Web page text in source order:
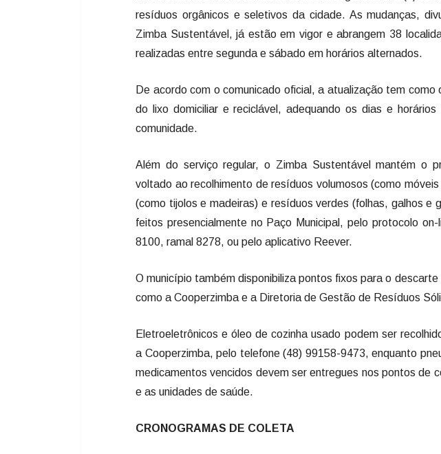
resíduos orgânicos e seletivos da cidade. As mudanças,
Zimba Sustentável, já estão em vigor e abrangem 38
realizadas entre segunda e sábado em horários alternados.
De acordo com o comunicado oficial, a atualização tem
do lixo domiciliar e reciclável, adequando os dias e
comunidade.
Além do serviço regular, o Zimba Sustentável mantém o
voltado ao recolhimento de resíduos volumosos (como
(como tijolos e madeiras) e resíduos verdes (folhas, galhos e
feitos presencialmente no Paço Municipal, pelo protocolo
8100, ramal 8278, ou pelo aplicativo Reever.
O município também disponibiliza pontos fixos para o descarte
como a Cooperzimba e a Diretoria de Gestão de Resíduos
Eletroeletrônicos e óleo de cozinha usado podem ser
a Cooperzimba, pelo telefone (48) 99158-9473, enquanto
medicamentos vencidos devem ser entregues nos pontos de
e as unidades de saúde.
CRONOGRAMAS DE COLETA